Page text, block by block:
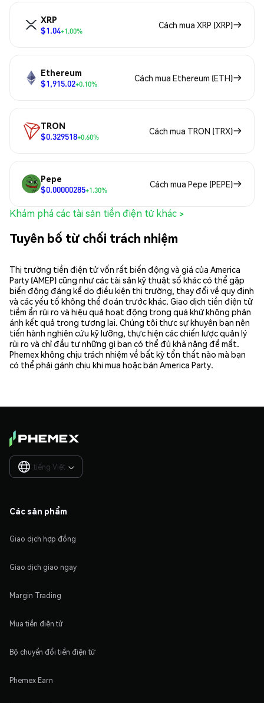
XRP
$1.04+1.00%
Cách mua XRP (XRP)
Ethereum
$1,915.02+0.10%
Cách mua Ethereum (ETH)
TRON
$0.329518+0.60%
Cách mua TRON (TRX)
Pepe
$0.00000285+1.30%
Cách mua Pepe (PEPE)
Khám phá các tài sản tiền điện tử khác >
Tuyên bố từ chối trách nhiệm
Thị trường tiền điện tử vốn rất biến động và giá của America
Party (AMEP) cũng như các tài sản kỹ thuật số khác có thể gặp
biến động đáng kể do điều kiện thị trường, thay đổi về quy định
và các yếu tố không thể đoán trước khác. Giao dịch tiền điện tử
tiềm ẩn rủi ro và hiệu quả hoạt động trong quá khứ không phản
ánh kết quả trong tương lai. Chúng tôi thực sự khuyên bạn nên
tiến hành nghiên cứu kỹ lưỡng, thực hiện các chiến lược quản lý
rủi ro và chỉ đầu tư những gì bạn có thể đủ khả năng để mất.
Phemex không chịu trách nhiệm về bất kỳ tổn thất nào mà bạn
có thể phải gánh chịu khi mua hoặc bán America Party.
tiếng Việt 
Các sản phẩm
Giao dịch hợp đồng
Giao dịch giao ngay
Margin Trading
Mua tiền điện tử
Bộ chuyển đổi tiền điện tử
Phemex Earn